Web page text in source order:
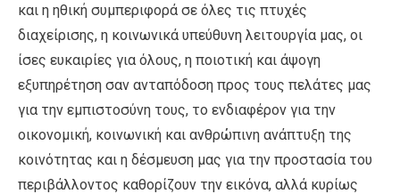
και η ηθική συμπεριφορά σε όλες τις πτυχές
διαχείρισης, η κοινωνικά υπεύθυνη λειτουργία μας, οι
ίσες ευκαιρίες για όλους, η ποιοτική και άψογη
εξυπηρέτηση σαν ανταπόδοση προς τους πελάτες μας
για την εμπιστοσύνη τους, το ενδιαφέρον για την
οικονομική, κοινωνική και ανθρώπινη ανάπτυξη της
κοινότητας και η δέσμευση μας για την προστασία του
περιβάλλοντος καθορίζουν την εικόνα, αλλά κυρίως